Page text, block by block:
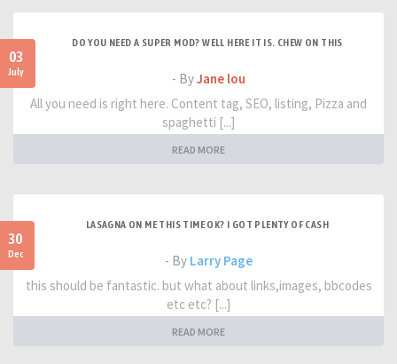
03
July
DO YOU NEED A SUPER MOD? WELL HERE IT IS. CHEW ON THIS
- ByJane lou
All you need is right here. Content tag, SEO, listing, Pizza and
spaghetti [...]
READ MORE
30
Dec
LASAGNA ON ME THIS TIME OK? I GOT PLENTY OF CASH
- By Larry Page
this should be fantastic. but what about links,images, bbcodes
etc etc? [...]
READ MORE